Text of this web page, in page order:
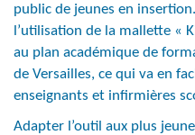
public de jeunes en
l’utilisation de la mallette «
au plan académique de
de Versailles, ce qui va en
enseignants et infirmières
Adapter l’outil aux plus